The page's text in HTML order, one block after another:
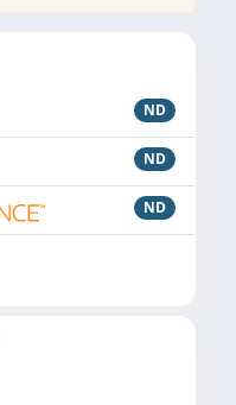
ND
ND
ND